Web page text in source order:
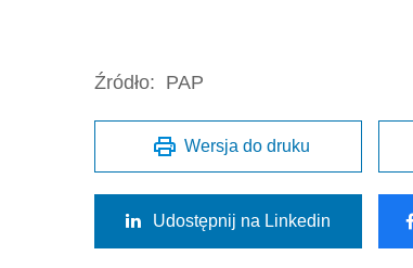
Źródło: PAP
Wersja do druku
Udostępnij na Linkedin